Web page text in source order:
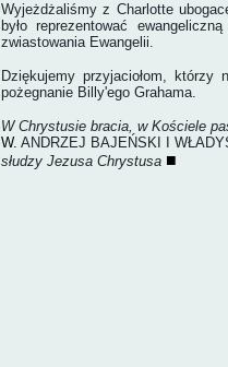
Wyjeżdżaliśmy z Charlotte
było reprezentować
zwiastowania Ewangelii.
Dziękujemy przyjaciołom,
pożegnanie Billy'ego Grahama.
W Chrystusie bracia, w Kościele
W. ANDRZEJ BAJEŃSKI I
słudzy Jezusa Chrystusa ■